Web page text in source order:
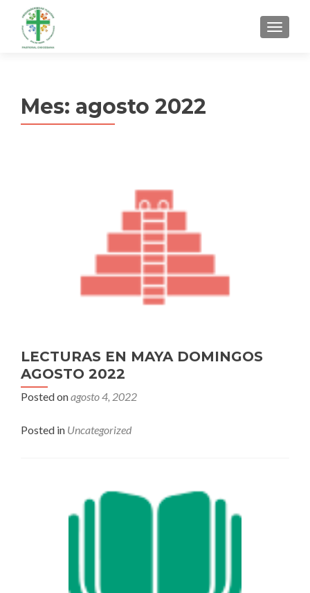
MENU
Mes: agosto 2022
LECTURAS EN MAYA DOMINGOS
AGOSTO 2022
Posted onagosto 4, 2022
Posted in Uncategorized